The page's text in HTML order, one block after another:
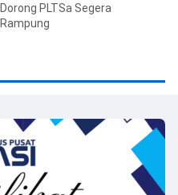
Dorong PLTSa Segera
Rampung